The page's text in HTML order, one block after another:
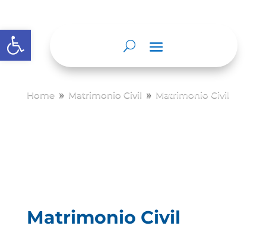
Abrir barra de herramientas
Home 9 Matrimonio Civil 9 Matrimonio Civil
Matrimonio Civil